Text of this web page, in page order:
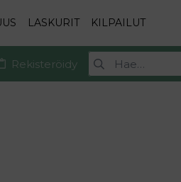
LASKURIT KILPAILUT
Rekisteröidy